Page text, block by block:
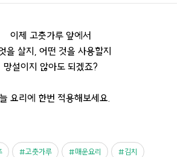
이제 고춧가루 앞에서
을 살지, 어떤 것을 사용할지
망설이지 않아도 되겠죠?
요리에 한번 적용해보세요.
고춧가루 매운요리 김치